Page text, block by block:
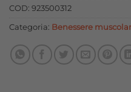
era:
COD: 923500312
Categoria: Benessere